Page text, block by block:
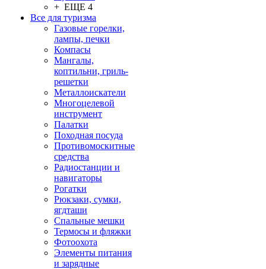
+ ЕЩЕ 4
Все для туризма
Газовые горелки,
лампы, печки
Компасы
Мангалы,
коптильни, гриль-
решетки
Металлоискатели
Многоцелевой
инструмент
Палатки
Походная посуда
Противомоскитные
средства
Радиостанции и
навигаторы
Рогатки
Рюкзаки, сумки,
ягдташи
Спальные мешки
Термосы и фляжки
Фотоохота
Элементы питания
и зарядные